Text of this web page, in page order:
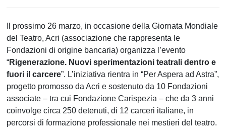
Il prossimo 26 marzo, in occasione della Giornata Mondiale
del Teatro, Acri (associazione che rappresenta le
Fondazioni di origine bancaria) organizza l’evento
“Rigenerazione. Nuovi sperimentazioni teatrali dentro e
fuori il carcere”. L’iniziativa rientra in “Per Aspera ad Astra”,
progetto promosso da Acri e sostenuto da 10 Fondazioni
associate – tra cui Fondazione Carispezia – che da 3 anni
coinvolge circa 250 detenuti, di 12 carceri italiane, in
percorsi di formazione professionale nei mestieri del teatro.